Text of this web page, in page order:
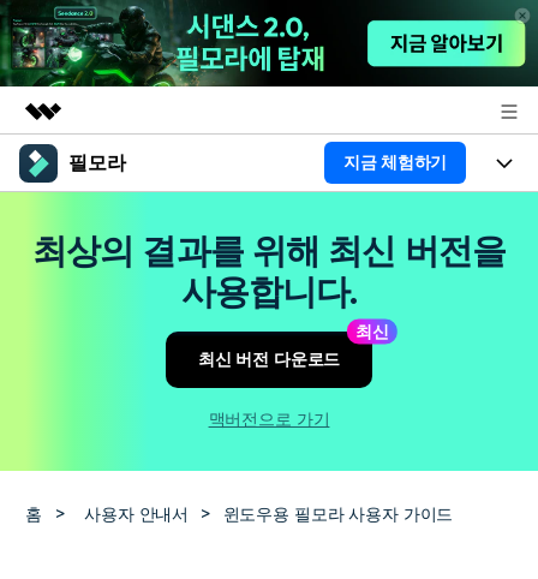
주요 제품
유틸리티
필모라 지금 체험하기
고객 지원
더 알아보기
최상의 결과를 위해 최신 버전을
사용합니다.
최신
최신 버전 다운로드
맥버전으로 가기
홈 > 사용자 안내서 > 윈도우용 필모라 사용자 가이드